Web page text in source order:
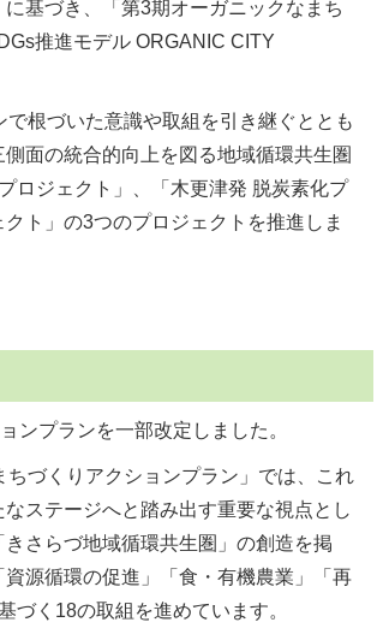
基づき、「第3期オーガニックなまち
推進モデル ORGANIC CITY
根づいた意識や取組を引き継ぐととも
面の統合的向上を図る地域循環共生圏
ロジェクト」、「木更津発 脱炭素化プ
ト」の3つのプロジェクトを推進しま
ンプランを一部改定しました。
づくりアクションプラン」では、これ
ステージへと踏み出す重要な視点とし
さらづ地域循環共生圏」の創造を掲
源循環の促進」「食・有機農業」「再
づく18の取組を進めています。